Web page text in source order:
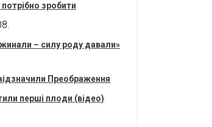
зробити
– силу роду давали»
Преображення
перші плоди (відео)